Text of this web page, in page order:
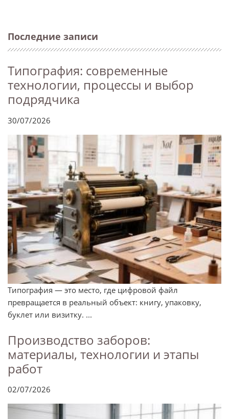
Последние записи
Типография: современные
технологии, процессы и выбор
подрядчика
30/07/2026
Типография — это место, где цифровой файл
превращается в реальный объект: книгу, упаковку,
буклет или визитку. ...
Производство заборов:
материалы, технологии и этапы
работ
02/07/2026